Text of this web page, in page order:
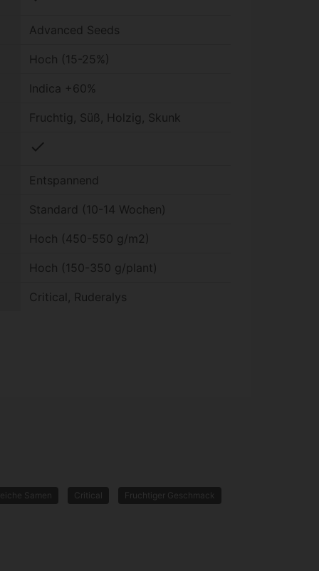
Advanced Seeds
Hoch (15-25%)
Indica +60%
Fruchtig, Süß, Holzig, Skunk
check
Entspannend
Standard (10-14 Wochen)
Hoch (450-550 g/m2)
Hoch (150-350 g/plant)
Critical, Ruderalys
Samen Critical Fruchtiger Geschmack